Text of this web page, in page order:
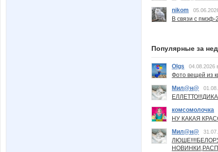
nikom
В связи с пмэф-
Популярные за
Olgs 04.08.2026
Фото вещей из
Мил@н@
комсомолочка
НУ КАКАЯ
Мил@н@